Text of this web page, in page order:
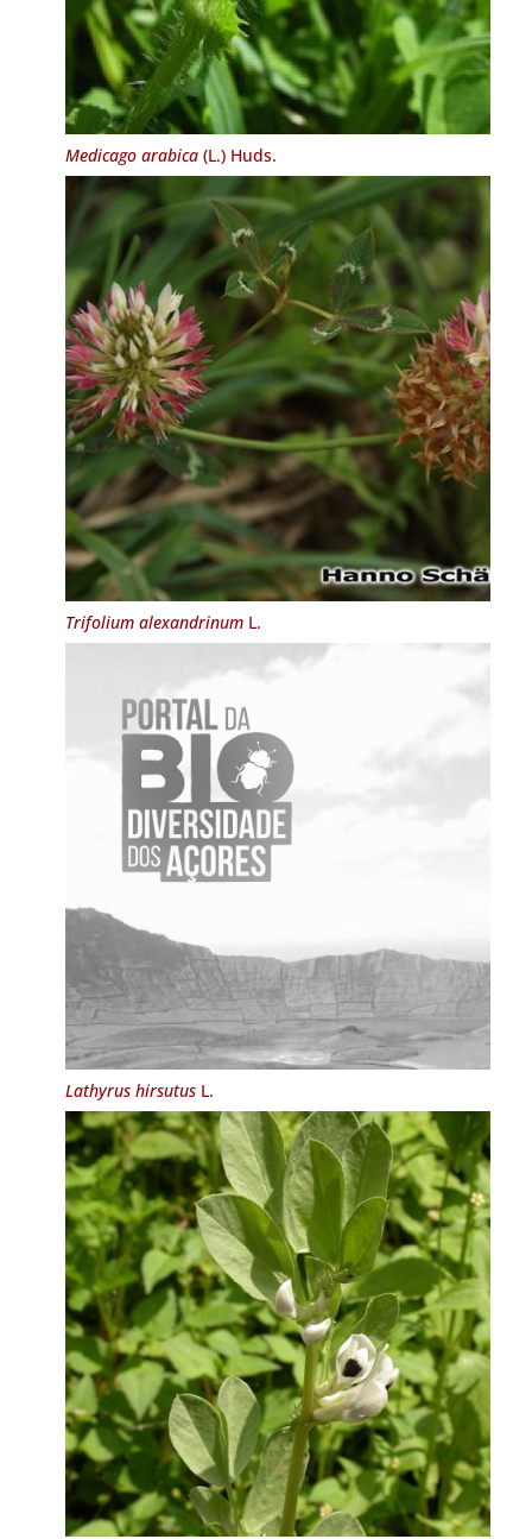
Medicago arabica(L.) Huds.
Trifolium alexandrinumL.
Lathyrus hirsutusL.